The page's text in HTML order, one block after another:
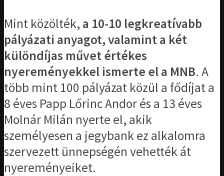
Mint közölték,a 10-10 legkreatívabb
pályázati anyagot, valamint a két
különdíjas művet értékes
nyereményekkel ismerte el a MNB. A
több mint 100 pályázat közül a fődíjat a
8 éves Papp Lőrinc Andor és a 13 éves
Molnár Milán nyerte el, akik
személyesen a jegybank ez alkalomra
szervezett ünnepségén vehették át
nyereményeiket.